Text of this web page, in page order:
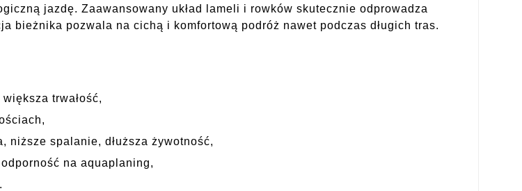
jazdę. Zaawansowany układ lameli i rowków skutecznie odprowadza
bieżnika pozwala na cichą i komfortową podróż nawet podczas długich tras.
trwałość,
niższe spalanie, dłuższa żywotność,
na aquaplaning,